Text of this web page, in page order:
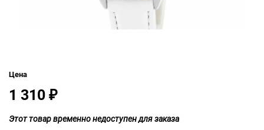
Цена
1 310 ₽
Этот товар временно недоступен для заказа